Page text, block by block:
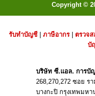
Copyright ©
รับทำบัญชี ภาษีอากร ตรวจ
บั
บริษัท ซี.แอล. การบั
268,270,272 ซอย ร
บางกะปิ กรุงเทพมหา